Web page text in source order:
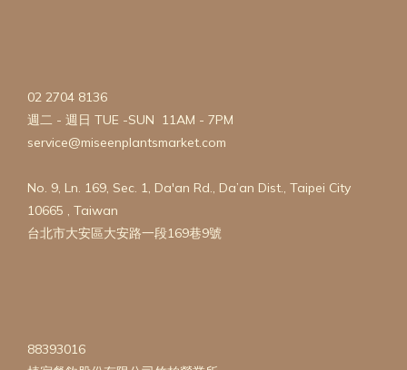
02 2704 8136
週二 - 週日 TUE -SUN 11AM - 7PM
service@miseenplantsmarket.com
No. 9, Ln. 169, Sec. 1, Da'an Rd., Da’an Dist., Taipei City
10665 , Taiwan
台北市大安區大安路一段169巷9號
88393016